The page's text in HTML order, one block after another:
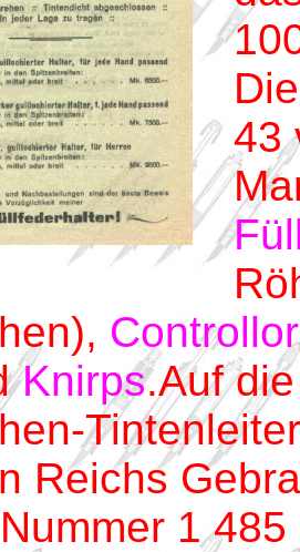
43
Controllor
Knirps.Auf
Reichs
1 485